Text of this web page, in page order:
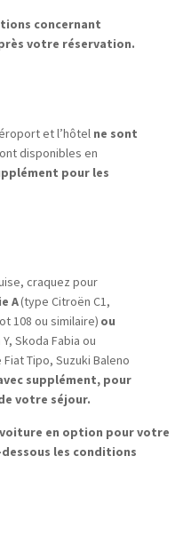
concernant
votre réservation.
et l’hôtel ne sont
disponibles en
pour les
craquez pour
A(type Citroën C1,
108 ou similaire) ou
Skoda Fabia ou
Tipo, Suzuki Baleno
supplément, pour
votre séjour.
en option pour votre
les conditions